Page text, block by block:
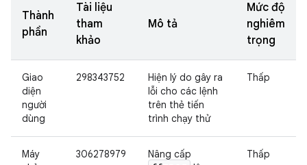
Thành
phần
Tài liệu
tham
khảo
Mô tả
Mức độ
nghiêm
trọng
Giao
diện
người
dùng
298343752
Hiện lý do gây ra
lỗi cho các lệnh
trên thẻ tiến
trình chạy thử
Thấp
Máy
306278979 Nâng cấp Thấp